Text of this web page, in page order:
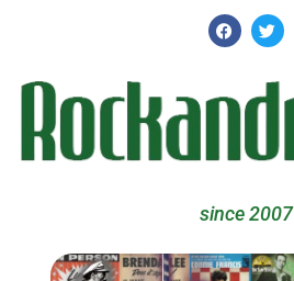
since 2007